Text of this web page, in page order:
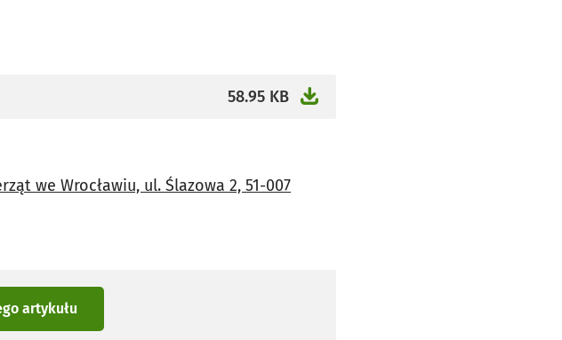
58.95 KB
we Wrocławiu, ul. Ślazowa 2, 51-007
artykułu